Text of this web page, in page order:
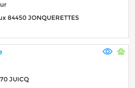
84450 JONQUERETTES
JUICQ